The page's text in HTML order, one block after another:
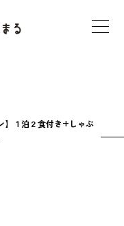
t
n
１泊２食付き+しゃぶ